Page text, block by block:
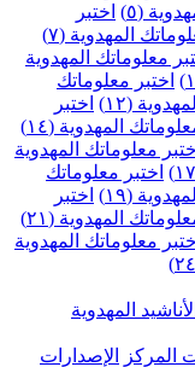
(٥)
اختبر
المهدوية (٧)
معلوماتك المهدوية
اختبر معلوماتك
(١٢)
اختبر
المهدوية (١٤)
اختبر معلوماتك المهدوية
اختبر معلوماتك
(١٩)
اختبر
المهدوية (٢١)
اختبر معلوماتك المهدوية
الأناشيد المهدوية
المركز
الإصدارات